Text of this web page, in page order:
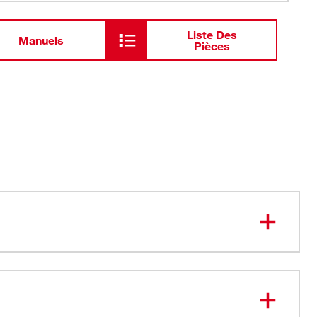
Manuels
Liste Des
Pièces